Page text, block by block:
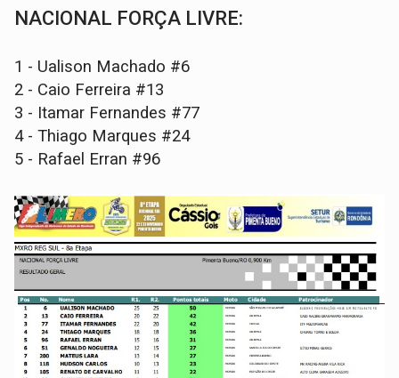
NACIONAL FORÇA LIVRE:
1 - Ualison Machado #6
2 - Caio Ferreira #13
3 - Itamar Fernandes #77
4 - Thiago Marques #24
5 - Rafael Erran #96